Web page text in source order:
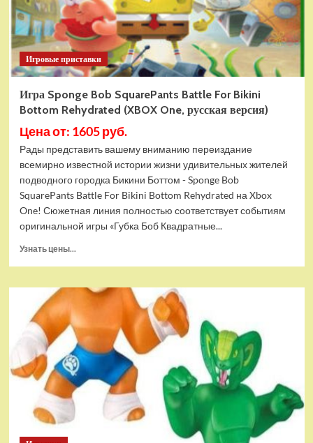
Игровые приставки
Игра Sponge Bob SquarePants Battle For Bikini
Bottom Rehydrated (XBOX One, русская версия)
Цена от: 1605 руб.
Рады представить вашему вниманию переиздание
всемирно известной истории жизни удивительных жителей
подводного городка Бикини Боттом - Sponge Bob
SquarePants Battle For Bikini Bottom Rehydrated на Xbox
One! Сюжетная линия полностью соответствует событиям
оригинальной игры «Губка Боб Квадратные...
Узнать цены...
Игра
Sponge
Bob
SquarePants
Battle
For
Bikini
Bottom
Rehydrated
(XBOX